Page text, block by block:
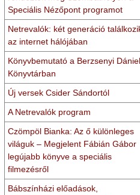
Speciális Nézőpont programot
Netrevalók: két generáció
az internet hálójában
Könyvbemutató a Berzsenyi Dániel
Könyvtárban
Új versek Csider Sándortól
A Netrevalók program
Czömpöl Bianka: Az ő különleges
világuk – Megjelent Fábián Gábor
legújabb könyve a speciális
filmezésről
Bábszínházi előadások,